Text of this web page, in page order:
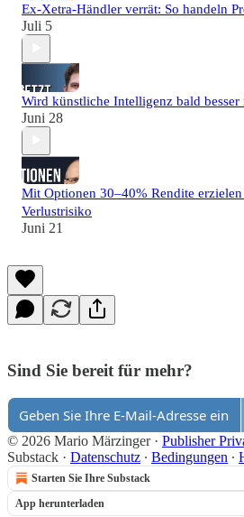
Ex-Xetra-Händler verrät: So handeln
Juli 5
Wird künstliche Intelligenz bald besser
Juni 28
Mit Optionen 30–40% Rendite
Verlustrisiko
Juni 21
Sind Sie bereit für mehr?
© 2026 Mario Märzinger· Publisher
Substack · Datenschutz ∙ Bedingungen ∙
Starten Sie Ihre Substack
App herunterladen